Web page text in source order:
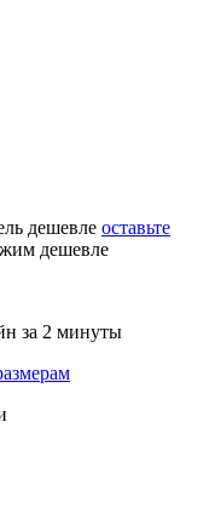
дешевле оставьте
дешевле
за 2 минуты